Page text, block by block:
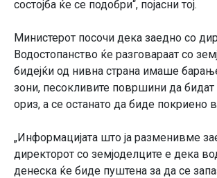
состојба ќе се подобри“, појасни тој.
Министерот посочи дека заедно со
Водостопанство ќе разговараат со
бидејќи од нивна страна имаше
зони, песокливите површини да бидат
ориз, а се останато да биде покриено
„Информацијата што ја разменивме
директорот со земјоделците е дека
денеска ќе биде пуштена за да се